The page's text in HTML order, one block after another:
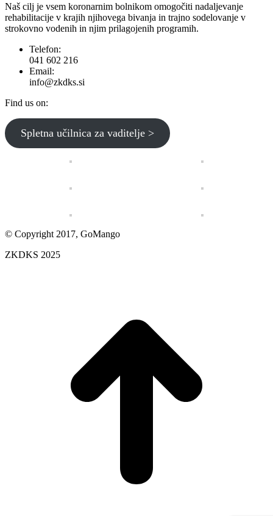
Naš cilj je vsem koronarnim bolnikom omogočiti nadaljevanje
rehabilitacije v krajih njihovega bivanja in trajno sodelovanje v
strokovno vodenih in njim prilagojenih programih.
Telefon:
041 602 216
Email:
info@zkdks.si
Find us on:
Facebook
page
opens
YouTube
page
opens
Spletna učilnica za vaditelje >
© Copyright 2017, GoMango
ZKDKS 2025